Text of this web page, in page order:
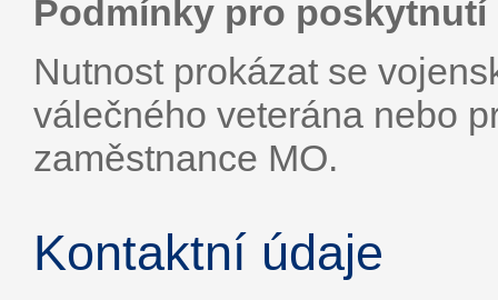
Podmínky pro poskytnutí
Nutnost prokázat se
válečného veterána nebo
zaměstnance MO.
Kontaktní údaje